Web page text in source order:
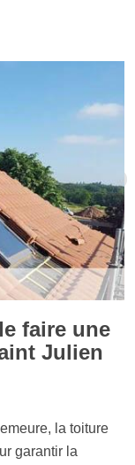
faire une
Julien
la toiture
garantir la